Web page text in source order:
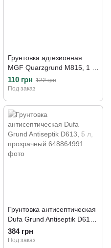
Грунтовка адгезионная
MGF Quarzgrund M815, 1 л,
белый
110 грн 122 грн
Под заказ
Грунтовка антисептическая
Dufa Grund Antiseptik D613,
5 л, прозрачный
384 грн
Под заказ